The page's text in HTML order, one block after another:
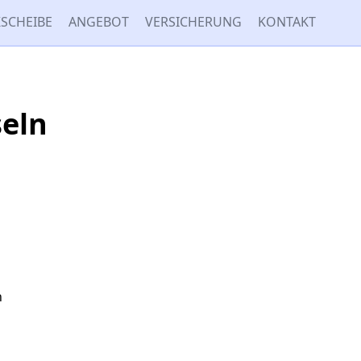
ANGEBOT VERSICHERUNG KONTAKT